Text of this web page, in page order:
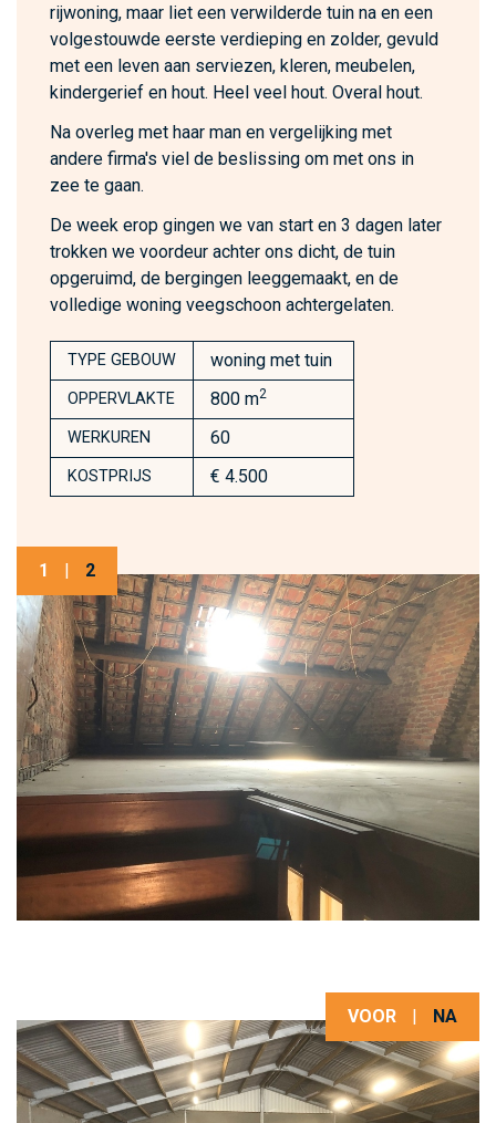
rijwoning, maar liet een verwilderde tuin na en een
volgestouwde eerste verdieping en zolder, gevuld
met een leven aan serviezen, kleren, meubelen,
kindergerief en hout. Heel veel hout. Overal hout.
Na overleg met haar man en vergelijking met
andere firma's viel de beslissing om met ons in
zee te gaan.
De week erop gingen we van start en 3 dagen later
trokken we voordeur achter ons dicht, de tuin
opgeruimd, de bergingen leeggemaakt, en de
volledige woning veegschoon achtergelaten.
TYPE GEBOUW woning met tuin
OPPERVLAKTE 800 m2
WERKUREN 60
KOSTPRIJS € 4.500
1 | 2
VOOR NA